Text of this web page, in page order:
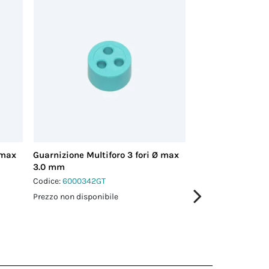
Guarnizione Multiforo 3 fori Ø max
3.0 mm
Codice:6000342GT
Prezzo non disponibile
Prezzo non